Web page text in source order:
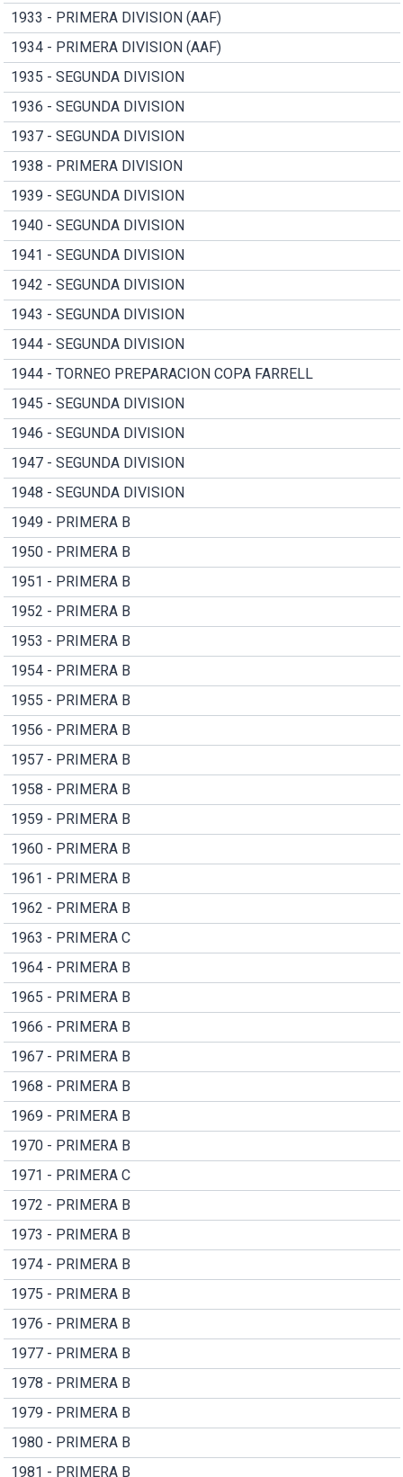
1933 - PRIMERA DIVISION (AAF)
1934 - PRIMERA DIVISION (AAF)
1935 - SEGUNDA DIVISION
1936 - SEGUNDA DIVISION
1937 - SEGUNDA DIVISION
1938 - PRIMERA DIVISION
1939 - SEGUNDA DIVISION
1940 - SEGUNDA DIVISION
1941 - SEGUNDA DIVISION
1942 - SEGUNDA DIVISION
1943 - SEGUNDA DIVISION
1944 - SEGUNDA DIVISION
1944 - TORNEO PREPARACION COPA FARRELL
1945 - SEGUNDA DIVISION
1946 - SEGUNDA DIVISION
1947 - SEGUNDA DIVISION
1948 - SEGUNDA DIVISION
1949 - PRIMERA B
1950 - PRIMERA B
1951 - PRIMERA B
1952 - PRIMERA B
1953 - PRIMERA B
1954 - PRIMERA B
1955 - PRIMERA B
1956 - PRIMERA B
1957 - PRIMERA B
1958 - PRIMERA B
1959 - PRIMERA B
1960 - PRIMERA B
1961 - PRIMERA B
1962 - PRIMERA B
1963 - PRIMERA C
1964 - PRIMERA B
1965 - PRIMERA B
1966 - PRIMERA B
1967 - PRIMERA B
1968 - PRIMERA B
1969 - PRIMERA B
1970 - PRIMERA B
1971 - PRIMERA C
1972 - PRIMERA B
1973 - PRIMERA B
1974 - PRIMERA B
1975 - PRIMERA B
1976 - PRIMERA B
1977 - PRIMERA B
1978 - PRIMERA B
1979 - PRIMERA B
1980 - PRIMERA B
1981 - PRIMERA B